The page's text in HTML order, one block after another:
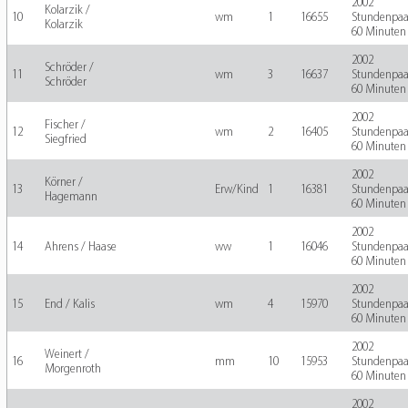
10
Kolarzik /
Kolarzik
wm 16655
2002
60 Minuten
Schröder /
Schröder
wm 3 16637
2002
60 Minuten
12
Fischer /
Siegfried
wm 2 16405
2002
60 Minuten
13
Körner /
Hagemann
Erw/Kind 16381
2002
60 Minuten
14 Ahrens / Haase ww 16046
2002
60 Minuten
15 End / Kalis wm 4 15970
2002
60 Minuten
16
Weinert /
Morgenroth
mm 10 15953
2002
60 Minuten
2002